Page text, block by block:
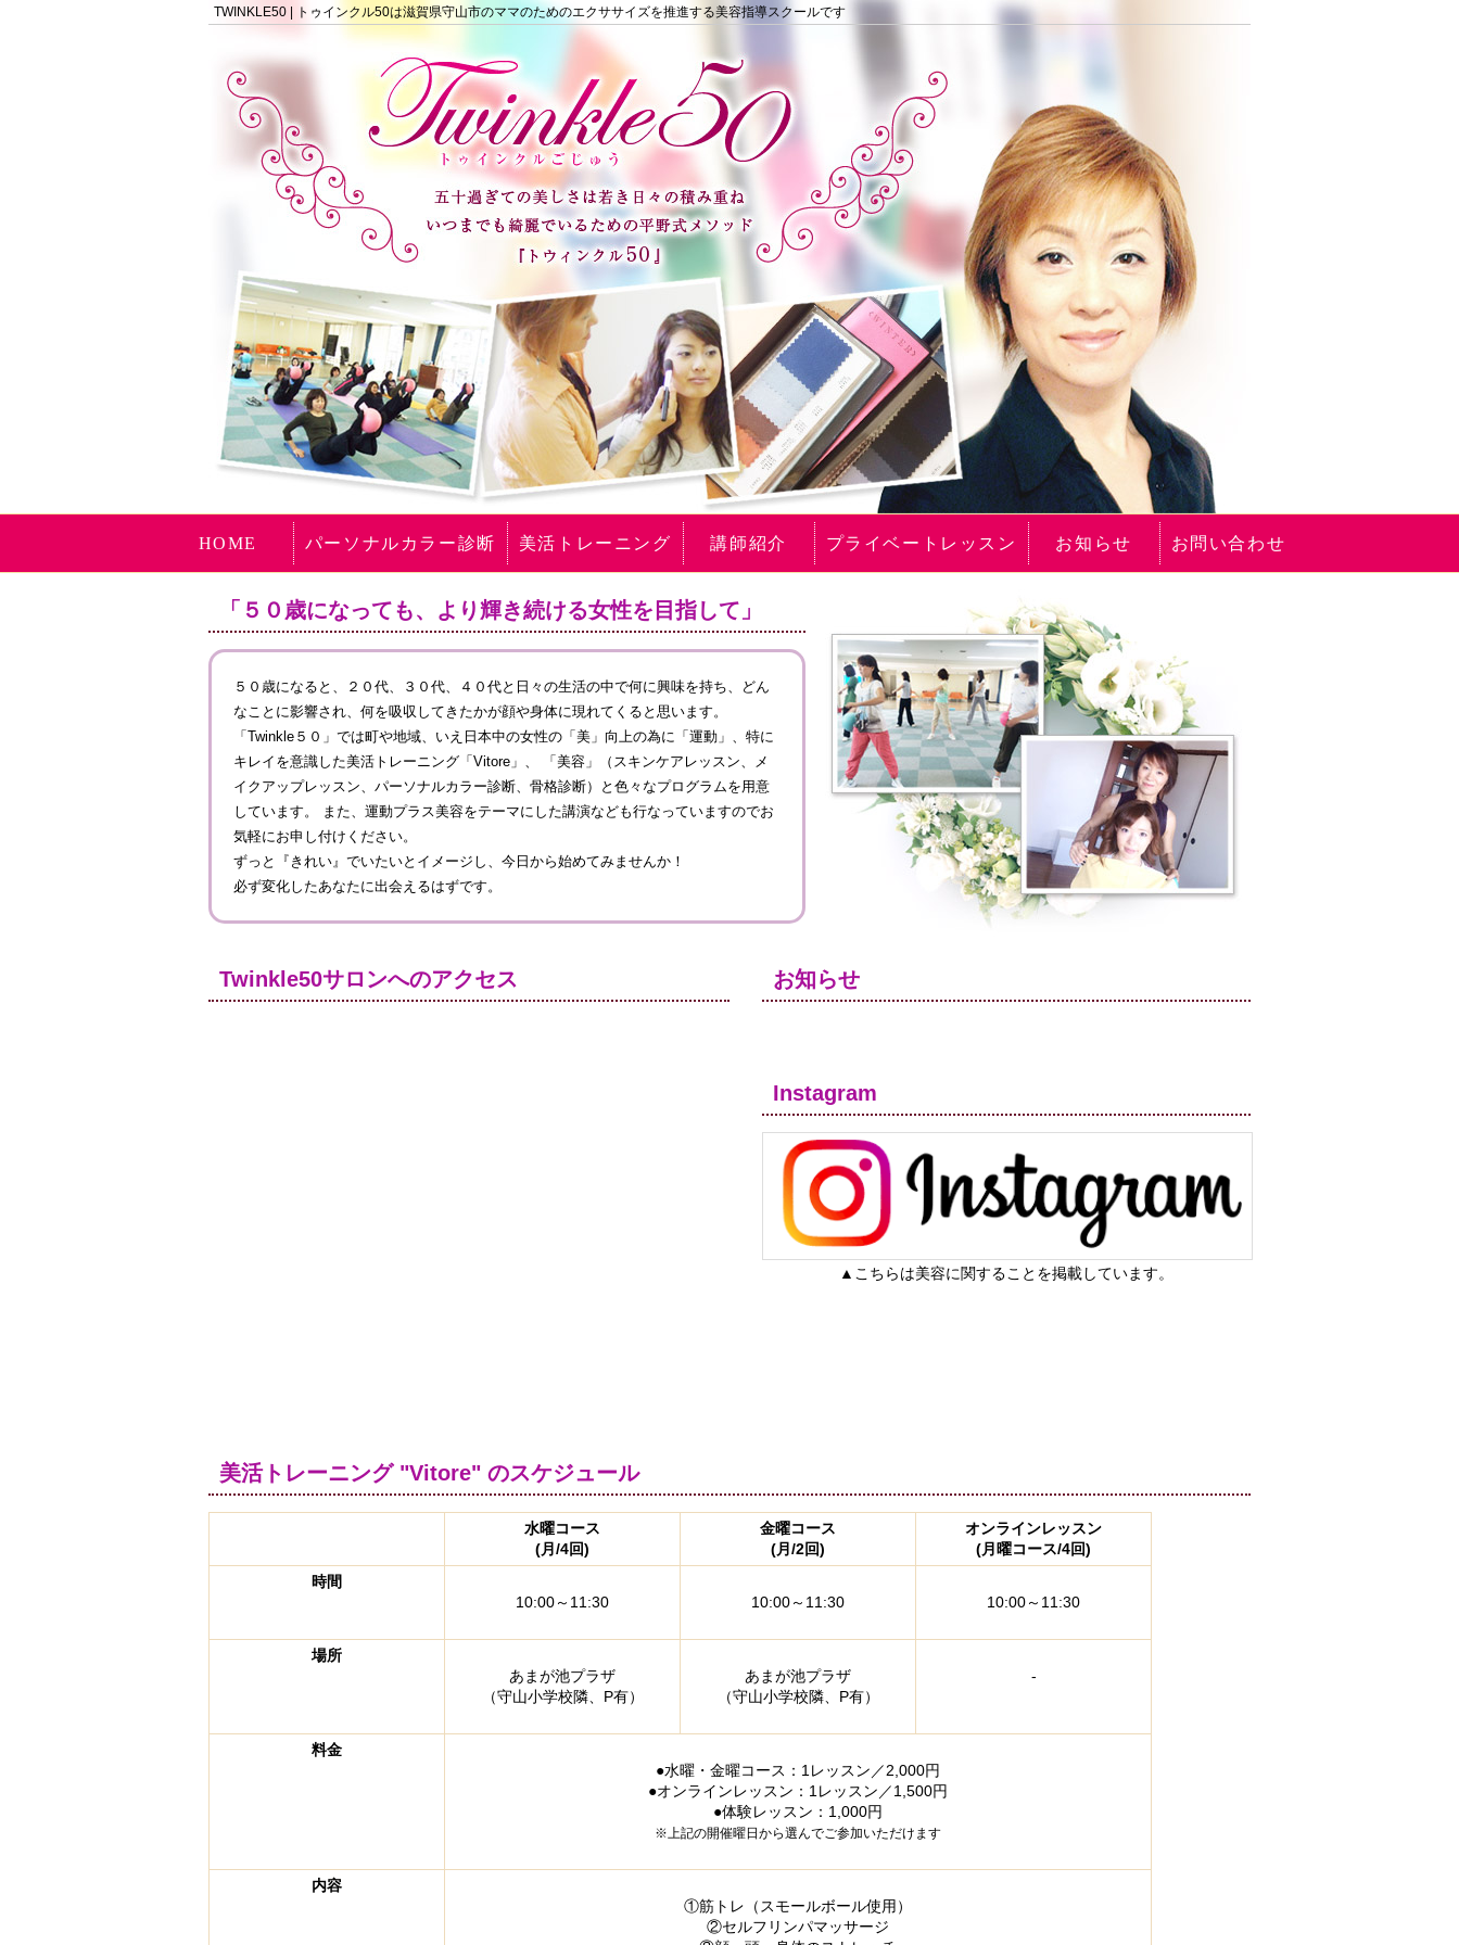
TWINKLE50 | トゥインクル50は滋賀県守山市のママのためのエクササイズを推進する美容指導スクールです
HOME パーソナルカラー診断 美活トレーニング 講師紹介 プライベートレッスン お知らせ お問い合わせ
「５０歳になっても、より輝き続ける女性を目指して」
５０歳になると、２０代、３０代、４０代と日々の生活の中で何に興味を持ち、どん
なことに影響され、何を吸収してきたかが顔や身体に現れてくると思います。
「Twinkle５０」では町や地域、いえ日本中の女性の「美」向上の為に「運動」、特に
キレイを意識した美活トレーニング「Vitore」、 「美容」（スキンケアレッスン、メ
イクアップレッスン、パーソナルカラー診断、骨格診断）と色々なプログラムを用意
しています。 また、運動プラス美容をテーマにした講演なども行なっていますのでお
気軽にお申し付けください。
ずっと『きれい』でいたいとイメージし、今日から始めてみませんか！
必ず変化したあなたに出会えるはずです。
Twinkle50サロンへのアクセス お知らせ
Instagram
▲こちらは美容に関することを掲載しています。
美活トレーニング "Vitore" のスケジュール
水曜コース
(月/4回)
金曜コース
(月/2回)
オンラインレッスン
(月曜コース/4回)
時間
10:00～11:30
10:00～11:30 10:00～11:30
場所
あまが池プラザ
（守山小学校隣、P有）
あまが池プラザ
（守山小学校隣、P有）
-
料金
●水曜・金曜コース：1レッスン／2,000円
●オンラインレッスン：1レッスン／1,500円
●体験レッスン：1,000円
※上記の開催曜日から選んでご参加いただけます
内容
①筋トレ（スモールボール使用）
②セルフリンパマッサージ